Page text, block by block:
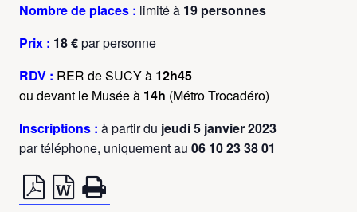
Nombre de places : limité à 19 personnes
Prix : 18 €par personne
RDV : RER de SUCY à 12h45
ou devant le Musée à 14h (Métro Trocadéro)
Inscriptions : à partir du jeudi 5 janvier 2023
par téléphone, uniquement au 06 10 23 38 01